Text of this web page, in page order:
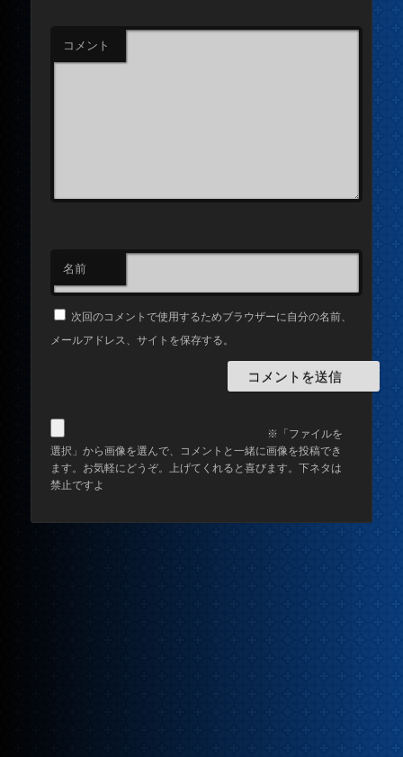
コメント
名前
次回のコメントで使用するためブラウザーに自分の名前、
メールアドレス、サイトを保存する。
※「ファイルを
選択」から画像を選んで、コメントと一緒に画像を投稿でき
ます。お気軽にどうぞ。上げてくれると喜びます。下ネタは
禁止ですよ